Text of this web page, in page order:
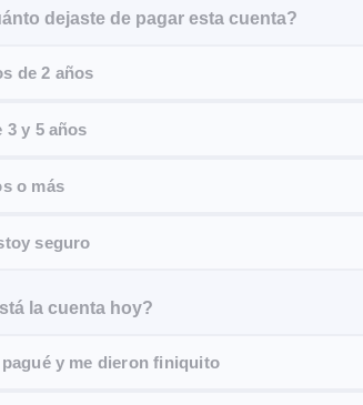
dejaste de pagar esta cuenta?
de 2 años
3 y 5 años
o más
seguro
la cuenta hoy?
pagué y me dieron finiquito